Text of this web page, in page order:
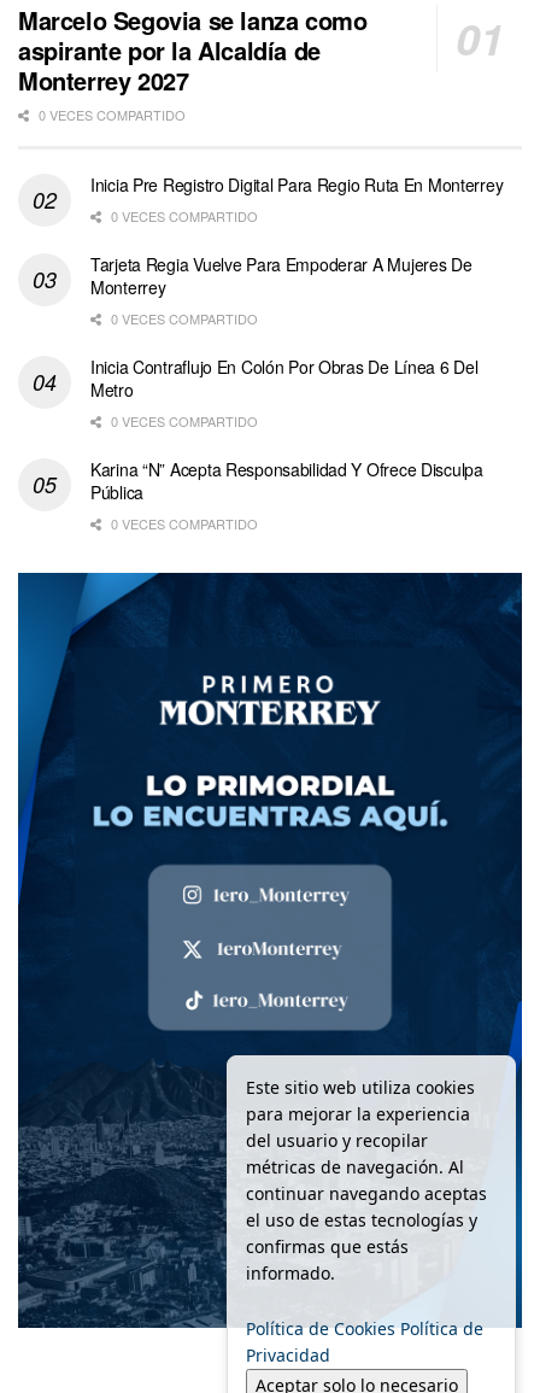
Marcelo Segovia se lanza como
aspirante por la Alcaldía de
Monterrey 2027
0 VECES COMPARTIDO
Inicia Pre Registro Digital Para Regio Ruta En Monterrey
0 VECES COMPARTIDO
Tarjeta Regia Vuelve Para Empoderar A Mujeres De
Monterrey
0 VECES COMPARTIDO
Inicia Contraflujo En Colón Por Obras De Línea 6 Del
Metro
0 VECES COMPARTIDO
Karina “N” Acepta Responsabilidad Y Ofrece Disculpa
Pública
0 VECES COMPARTIDO
Este sitio web utiliza cookies
para mejorar la experiencia
del usuario y recopilar
métricas de navegación. Al
continuar navegando aceptas
el uso de estas tecnologías y
confirmas que estás
informado.
Política de Cookies Política de
Privacidad
Aceptar solo lo necesario